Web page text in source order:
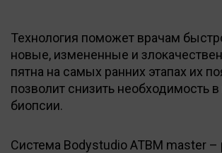
Технология поможет врачам
новые, измененные и
пятна на самых ранних этапах их
позволит снизить необходимость
биопсии.
Система Bodystudio ATBM master –